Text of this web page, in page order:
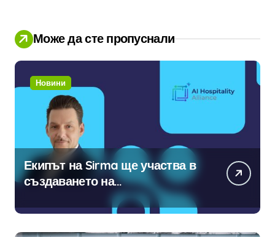
Може да сте пропуснали
Новини
Екипът на Sirma ще участва в
създаването на
международните стандарти за
навлизане на изкуствен
интелект в хотелиерството